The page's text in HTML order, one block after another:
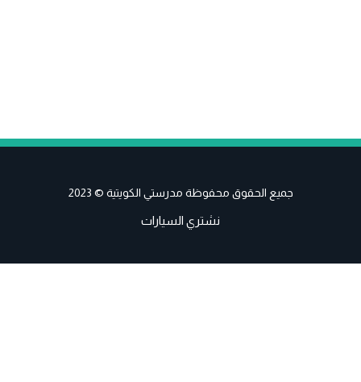
جميع الحقوق محفوظة مدرستي الكويتية © 2023
نشتري السيارات